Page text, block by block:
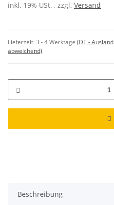
inkl. 19% USt. , zzgl. Versand
Lieferzeit:3 - 4 Werktage (DE - Ausland
abweichend)
Beschreibung